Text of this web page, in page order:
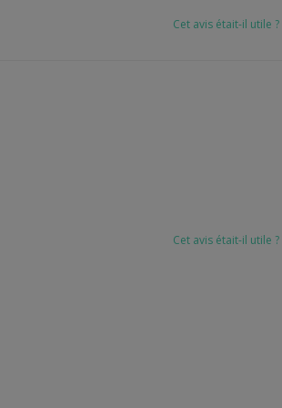
Cet avis était-il utile ?
Cet avis était-il utile ?